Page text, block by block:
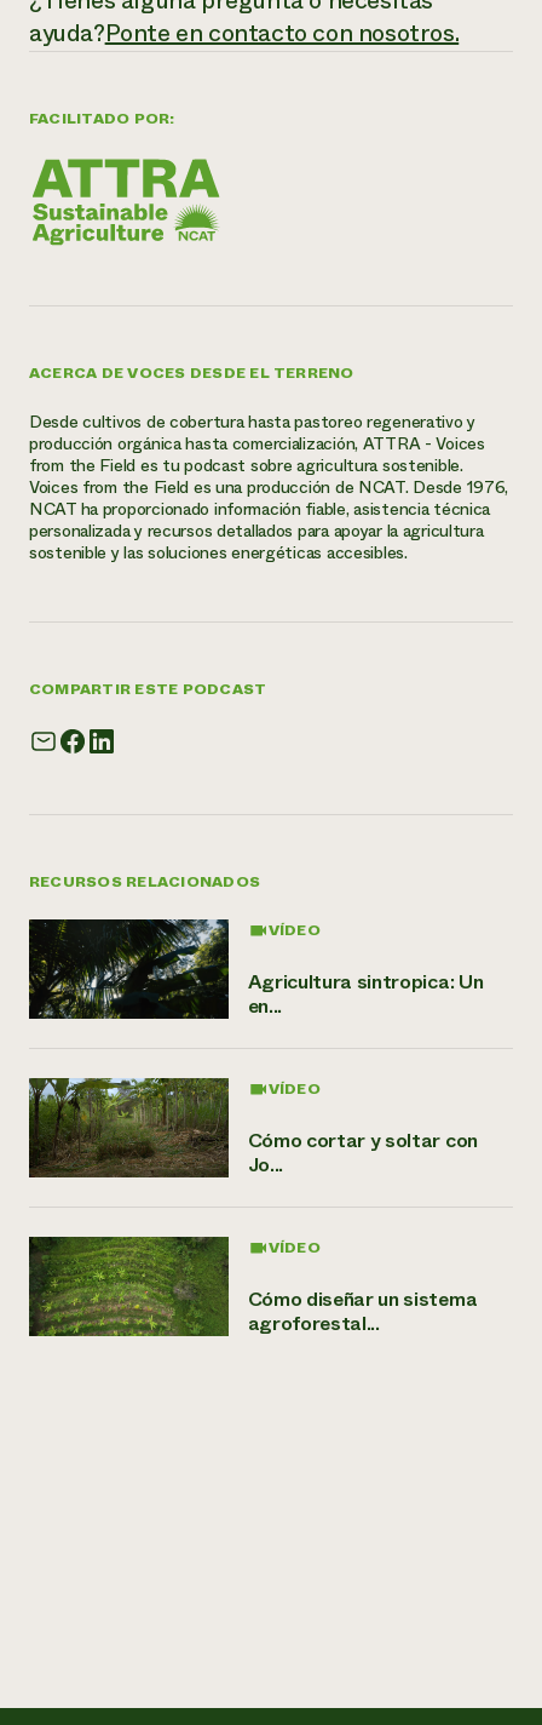
FACILITADO POR:
ACERCA DE VOCES DESDE EL TERRENO
Desde cultivos de cobertura hasta pastoreo regenerativo y
producción orgánica hasta comercialización, ATTRA - Voices
from the Field es tu podcast sobre agricultura sostenible.
Voices from the Field es una producción de NCAT. Desde 1976,
NCAT ha proporcionado información fiable, asistencia técnica
personalizada y recursos detallados para apoyar la agricultura
sostenible y las soluciones energéticas accesibles.
COMPARTIR ESTE PODCAST
RECURSOS RELACIONADOS
VÍDEO
Agricultura sintropica: Un
en...
VÍDEO
Cómo cortar y soltar con
Jo...
VÍDEO
Cómo diseñar un sistema
agroforestal...
ayuda?Ponte en contacto con nosotros.